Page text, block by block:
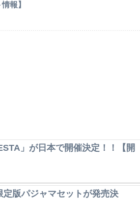
報】
」が日本で開催決定！！【開
版パジャマセットが発売決